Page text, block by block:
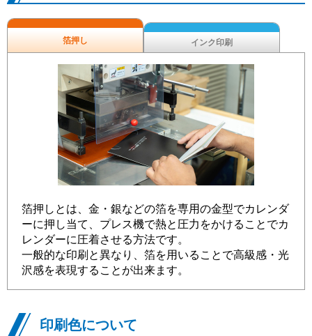
箔押し インク印刷
箔押しとは、金・銀などの箔を専用の金型でカレンダ
ーに押し当て、プレス機で熱と圧力をかけることでカ
レンダーに圧着させる方法です。
一般的な印刷と異なり、箔を用いることで高級感・光
沢感を表現することが出来ます。
印刷色について